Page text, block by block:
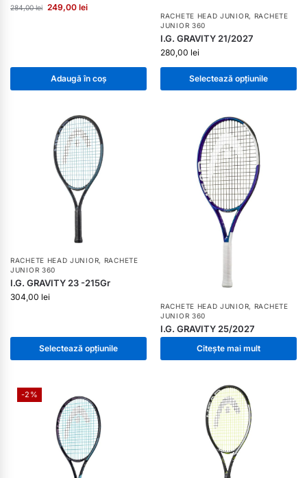
284,00lei 249,00 lei
Adaugă în coș
RACHETE HEAD JUNIOR, RACHETE
JUNIOR 360
I.G. GRAVITY 21/2027
280,00 lei
Selectează opțiunile
RACHETE HEAD JUNIOR, RACHETE
JUNIOR 360
I.G. GRAVITY 23 -215Gr
304,00 lei
Selectează opțiunile
RACHETE HEAD JUNIOR, RACHETE
JUNIOR 360
I.G. GRAVITY 25/2027
Citește mai mult
-2%